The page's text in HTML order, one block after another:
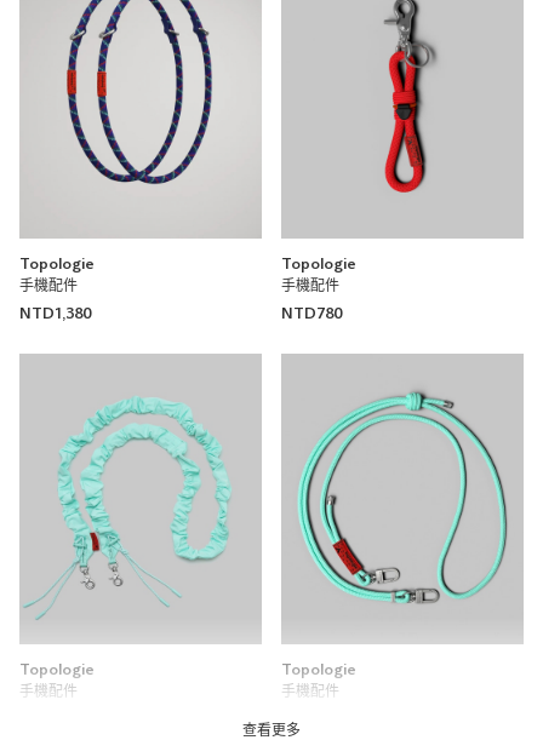
Topologie
手機配件
NTD1,380
Topologie
手機配件
NTD780
Topologie
手機配件
Topologie
手機配件
NTD680
查看更多